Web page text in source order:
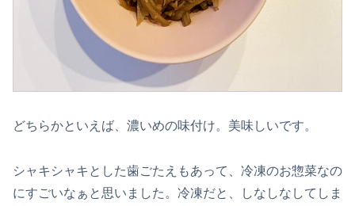
どちらかといえば、濃いめの味付け。美味しいです。
シャキシャキとした歯ごたえもあって、冷凍のお惣菜なの
にすごいなぁと思いました。冷凍だと、しなしなしてしま